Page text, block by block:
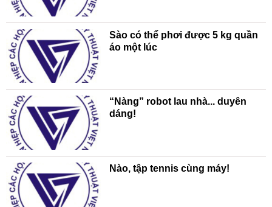
Sào có thể phơi được 5 kg quần
áo một lúc
“Nàng” robot lau nhà... duyên
dáng!
Nào, tập tennis cùng máy!